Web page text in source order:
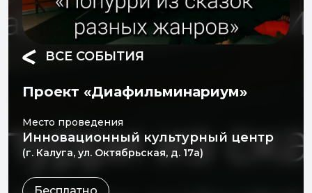
ВСЕ СОБЫТИЯ
Проект «Диафильминариум»
Место проведения
Инновационный культурный центр
(г. Калуга, ул. Октябрьская, д. 17а)